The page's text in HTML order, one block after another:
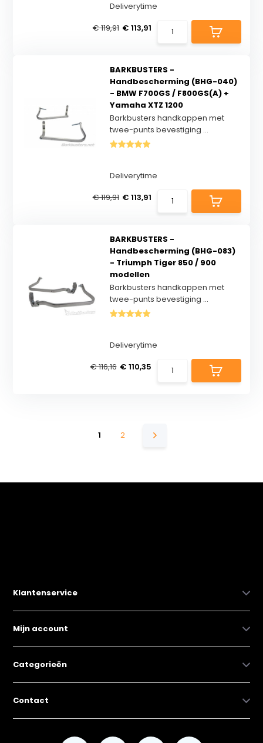
Deliverytime
€ 119,91 € 113,91
BARKBUSTERS -
Handbescherming (BHG-040)
- BMW F700GS / F800GS(A) +
Yamaha XTZ 1200
Barkbusters handkappen met
twee-punts bevestiging ...
Deliverytime
€ 119,91 € 113,91
BARKBUSTERS -
Handbescherming (BHG-083)
- Triumph Tiger 850 / 900
modellen
Barkbusters handkappen met
twee-punts bevestiging ...
Deliverytime
€ 116,16 € 110,35
1 2
Klantenservice
Mijn account
Categorieën
Contact